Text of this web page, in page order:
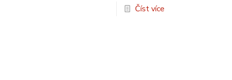
Číst více